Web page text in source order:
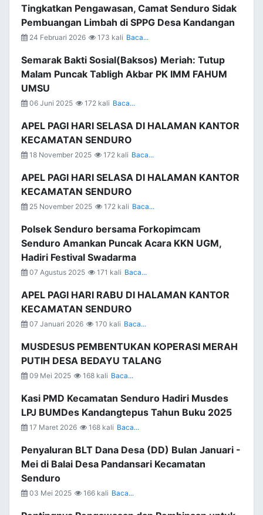
Tingkatkan Pengawasan, Camat Senduro Sidak
Pembuangan Limbah di SPPG Desa Kandangan
24 Februari 2026 173 kali Baca...
Semarak Bakti Sosial(Baksos) Meriah: Tutup
Malam Puncak Tabligh Akbar PK IMM FAHUM
UMSU
06 Juni 2025 172 kali Baca...
APEL PAGI HARI SELASA DI HALAMAN KANTOR
KECAMATAN SENDURO
18 November 2025 172 kali Baca...
APEL PAGI HARI SELASA DI HALAMAN KANTOR
KECAMATAN SENDURO
25 November 2025 172 kali Baca...
Polsek Senduro bersama Forkopimcam
Senduro Amankan Puncak Acara KKN UGM,
Hadiri Festival Swadarma
07 Agustus 2025 171 kali Baca...
APEL PAGI HARI RABU DI HALAMAN KANTOR
KECAMATAN SENDURO
07 Januari 2026 170 kali Baca...
MUSDESUS PEMBENTUKAN KOPERASI MERAH
PUTIH DESA BEDAYU TALANG
09 Mei 2025 168 kali Baca...
Kasi PMD Kecamatan Senduro Hadiri Musdes
LPJ BUMDes Kandangtepus Tahun Buku 2025
17 Maret 2026 168 kali Baca...
Penyaluran BLT Dana Desa (DD) Bulan Januari -
Mei di Balai Desa Pandansari Kecamatan
Senduro
03 Mei 2025 166 kali Baca...